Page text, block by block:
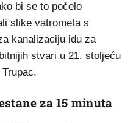
bi se to počelo
slike vatrometa s
kanalizaciju idu za
stvari u 21. stoljeću
za 15 minuta